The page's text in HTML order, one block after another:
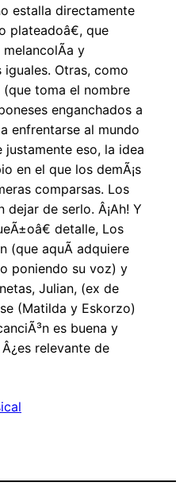
estalla directamente
que
melancolÃ­a y
iguales. Otras, como
toma el nombre
enganchados a
enfrentarse al mundo
eso, la idea
en el que los demÃ¡s
comparsas. Los
dejar de serlo. Â¡Ah! Y
detalle, Los
(que aquÃ­ adquiere
poniendo su voz) y
Julian, (ex de
(Matilda y Eskorzo)
es buena y
relevante de